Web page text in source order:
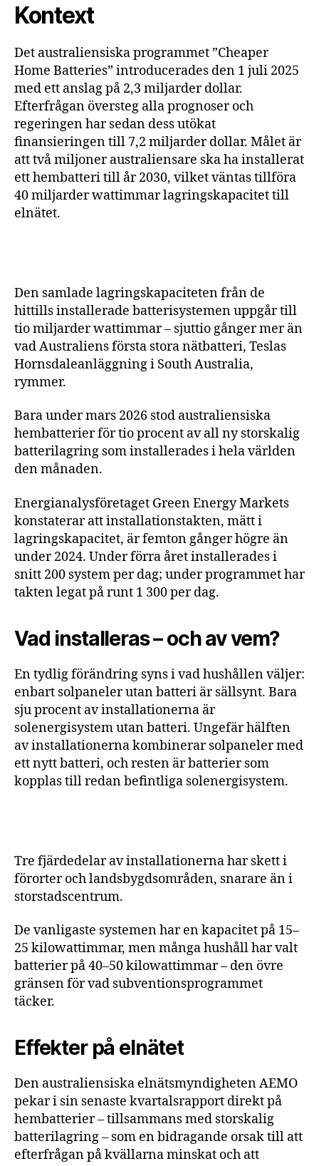
Kontext
Det australiensiska programmet ”Cheaper
Home Batteries” introducerades den 1 juli 2025
med ett anslag på 2,3 miljarder dollar.
Efterfrågan översteg alla prognoser och
regeringen har sedan dess utökat
finansieringen till 7,2 miljarder dollar. Målet är
att två miljoner australiensare ska ha installerat
ett hembatteri till år 2030, vilket väntas tillföra
40 miljarder wattimmar lagringskapacitet till
elnätet.
Den samlade lagringskapaciteten från de
hittills installerade batterisystemen uppgår till
tio miljarder wattimmar – sjuttio gånger mer än
vad Australiens första stora nätbatteri, Teslas
Hornsdaleanläggning i South Australia,
rymmer.
Bara under mars 2026 stod australiensiska
hembatterier för tio procent av all ny storskalig
batterilagring som installerades i hela världen
den månaden.
Energianalysföretaget Green Energy Markets
konstaterar att installationstakten, mätt i
lagringskapacitet, är femton gånger högre än
under 2024. Under förra året installerades i
snitt 200 system per dag; under programmet har
takten legat på runt 1 300 per dag.
Vad installeras – och av vem?
En tydlig förändring syns i vad hushållen väljer:
enbart solpaneler utan batteri är sällsynt. Bara
sju procent av installationerna är
solenergisystem utan batteri. Ungefär hälften
av installationerna kombinerar solpaneler med
ett nytt batteri, och resten är batterier som
kopplas till redan befintliga solenergisystem.
Tre fjärdedelar av installationerna har skett i
förorter och landsbygdsområden, snarare än i
storstadscentrum.
De vanligaste systemen har en kapacitet på 15–
25 kilowattimmar, men många hushåll har valt
batterier på 40–50 kilowattimmar – den övre
gränsen för vad subventionsprogrammet
täcker.
Effekter på elnätet
Den australiensiska elnätsmyndigheten AEMO
pekar i sin senaste kvartalsrapport direkt på
hembatterier – tillsammans med storskalig
batterilagring – som en bidragande orsak till att
efterfrågan på kvällarna minskat och att